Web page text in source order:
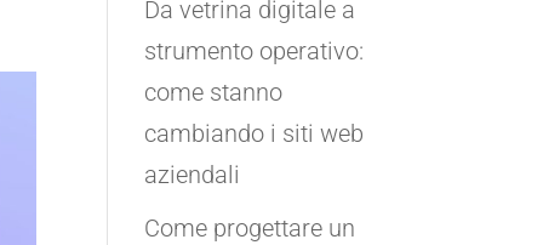
Da vetrina digitale a
strumento operativo:
come stanno
cambiando i siti web
aziendali
Come progettare un